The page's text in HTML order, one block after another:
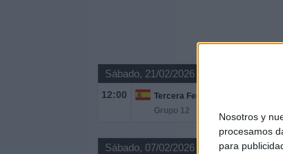
Nosotros y
procesamos
para
Sábado, 21/02/2026
12:00
Tercera Federación
Grupo 12
Sábado, 07/02/2026